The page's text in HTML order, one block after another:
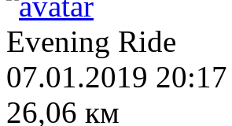
Evening Ride
07.01.2019 20:17
26,06 км